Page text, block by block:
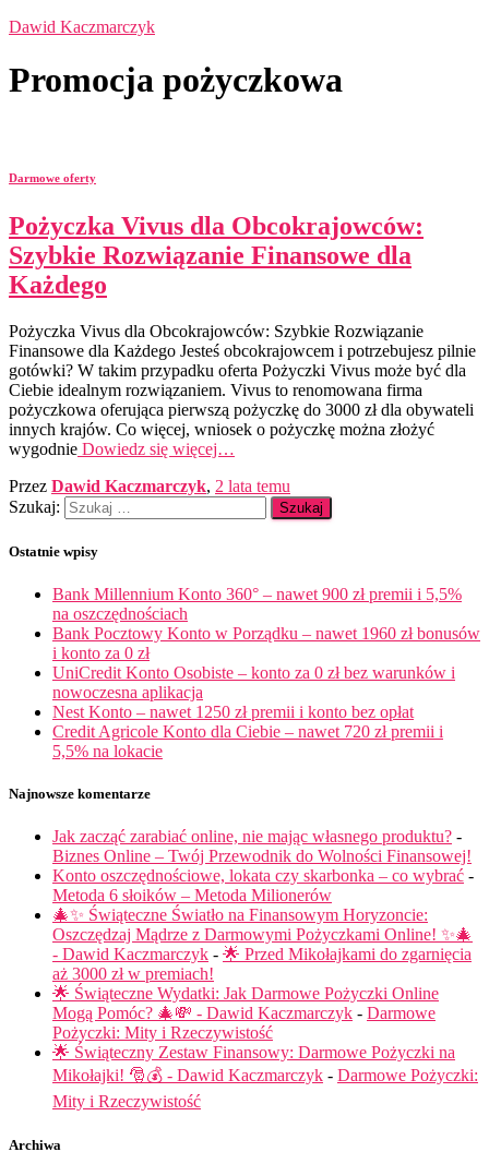
Dawid Kaczmarczyk
Promocja pożyczkowa
Darmowe oferty
Pożyczka Vivus dla Obcokrajowców:
Szybkie Rozwiązanie Finansowe dla
Każdego
Pożyczka Vivus dla Obcokrajowców: Szybkie Rozwiązanie
Finansowe dla Każdego Jesteś obcokrajowcem i potrzebujesz pilnie
gotówki? W takim przypadku oferta Pożyczki Vivus może być dla
Ciebie idealnym rozwiązaniem. Vivus to renomowana firma
pożyczkowa oferująca pierwszą pożyczkę do 3000 zł dla obywateli
innych krajów. Co więcej, wniosek o pożyczkę można złożyć
wygodnie Dowiedz się więcej…
Przez Dawid Kaczmarczyk, 2 lata temu
Szukaj:
Ostatnie wpisy
Bank Millennium Konto 360° – nawet 900 zł premii i 5,5%
na oszczędnościach
Bank Pocztowy Konto w Porządku – nawet 1960 zł bonusów
i konto za 0 zł
UniCredit Konto Osobiste – konto za 0 zł bez warunków i
nowoczesna aplikacja
Nest Konto – nawet 1250 zł premii i konto bez opłat
Credit Agricole Konto dla Ciebie – nawet 720 zł premii i
5,5% na lokacie
Najnowsze komentarze
Jak zacząć zarabiać online, nie mając własnego produktu? -
Biznes Online – Twój Przewodnik do Wolności Finansowej!
Konto oszczędnościowe, lokata czy skarbonka – co wybrać -
Metoda 6 słoików – Metoda Milionerów
🎄✨ Świąteczne Światło na Finansowym Horyzoncie:
Oszczędzaj Mądrze z Darmowymi Pożyczkami Online! ✨🎄
- Dawid Kaczmarczyk - 🌟 Przed Mikołajkami do zgarnięcia
aż 3000 zł w premiach!
🌟 Świąteczne Wydatki: Jak Darmowe Pożyczki Online
Mogą Pomóc? 🎄💸 - Dawid Kaczmarczyk - Darmowe
Pożyczki: Mity i Rzeczywistość
🌟 Świąteczny Zestaw Finansowy: Darmowe Pożyczki na
Mikołajki! 🎅💰 - Dawid Kaczmarczyk - Darmowe Pożyczki:
Mity i Rzeczywistość
Archiwa